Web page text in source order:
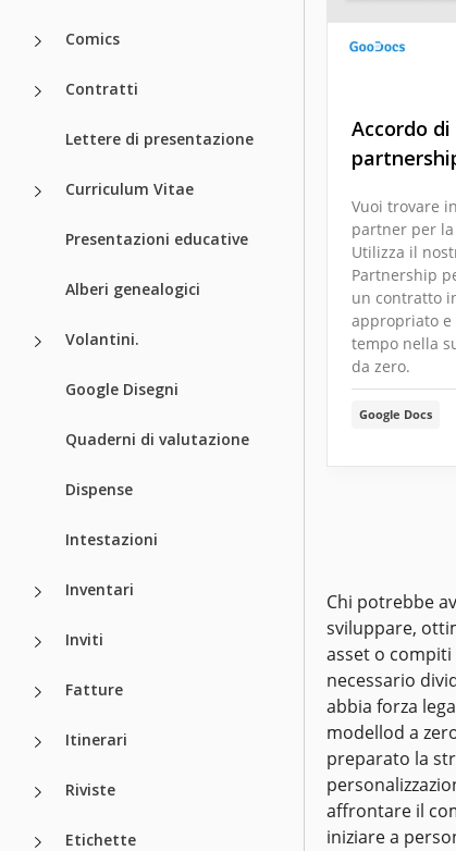
Comics
Contratti
Lettere di presentazione
Curriculum Vitae
Presentazioni educative
Alberi genealogici
Volantini.
Google Disegni
Quaderni di valutazione
Dispense
Intestazioni
Inventari
Inviti
Fatture
Itinerari
Riviste
Etichette
Accordo di
Vuoi trovare
partner per
Utilizza il
Partnership
un contratto
appropriato
tempo nella
da zero.
Google Docs
Chi potrebbe
sviluppare,
asset o
necessario
abbia forza
modellod a
preparato la
affrontare il
iniziare a